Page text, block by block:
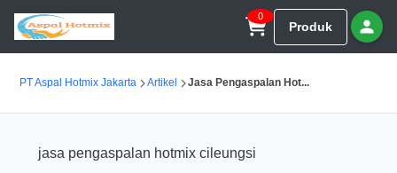
0
Produk
PT Aspal Hotmix Jakarta Artikel Jasa Pengaspalan Hot...
jasa pengaspalan hotmix cileungsi